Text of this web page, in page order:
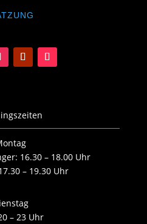
16.30 – 18.00 Uhr
– 19.30 Uhr
– 23 Uhr